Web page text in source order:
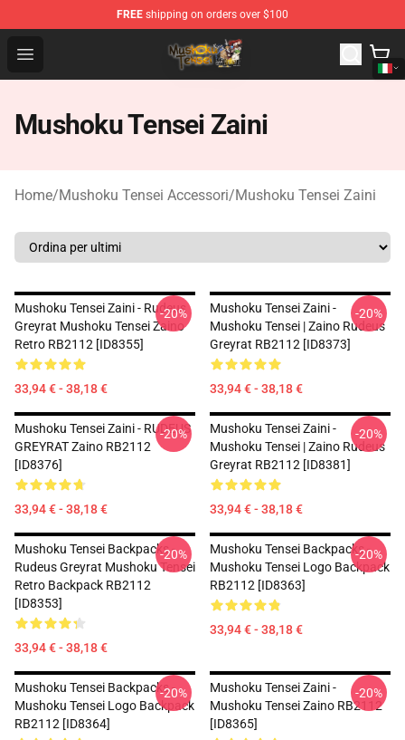
FREE shipping on orders over $100
Open menu
Mushoku Tensei Store - Official Mushoku Tensei
Mushoku Tensei Zaini
Home/Mushoku Tensei Accessori/Mushoku Tensei Zaini
Mushoku Tensei Zaini - Rudeus
Greyrat Mushoku Tensei Zaino
Retro RB2112 [ID8355]
33,94 € - 38,18 €
-20%
Mushoku Tensei Zaini -
Mushoku Tensei | Zaino Rudeus
Greyrat RB2112 [ID8373]
33,94 € - 38,18 €
-20%
Mushoku Tensei Zaini - RUDEUS
GREYRAT Zaino RB2112
[ID8376]
33,94 € - 38,18 €
-20%
Mushoku Tensei Zaini -
Mushoku Tensei | Zaino Rudeus
Greyrat RB2112 [ID8381]
33,94 € - 38,18 €
-20%
Mushoku Tensei Backpacks -
Rudeus Greyrat Mushoku Tensei
Retro Backpack RB2112
[ID8353]
33,94 € - 38,18 €
-20%
Mushoku Tensei Backpacks -
Mushoku Tensei Logo Backpack
RB2112 [ID8363]
33,94 € - 38,18 €
-20%
Mushoku Tensei Backpacks -
Mushoku Tensei Logo Backpack
RB2112 [ID8364]
-20%
Mushoku Tensei Zaini -
Mushoku Tensei Zaino RB2112
[ID8365]
-20%